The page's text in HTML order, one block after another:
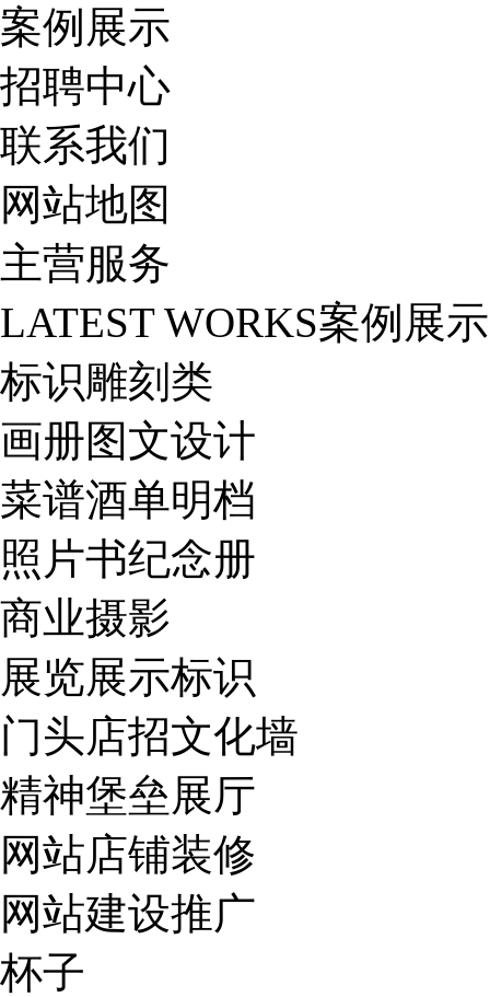
案例展示
招聘中心
联系我们
网站地图
主营服务
LATEST WORKS案例展示
标识雕刻类
画册图文设计
菜谱酒单明档
照片书纪念册
商业摄影
展览展示标识
门头店招文化墙
精神堡垒展厅
网站店铺装修
网站建设推广
杯子